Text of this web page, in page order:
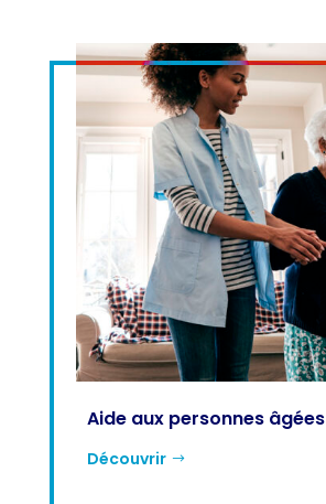
Aide aux personnes âgées
Découvrir